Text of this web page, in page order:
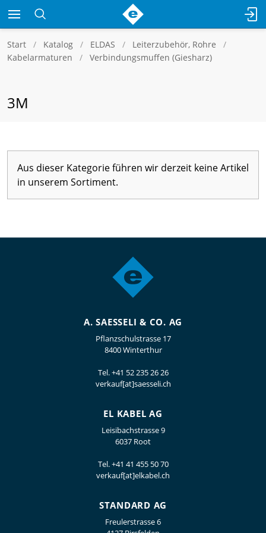
Start Katalog ELDAS
Leiterzubehör, Rohre
Kabelarmaturen
Verbindungsmuffen (Giesharz)
3M
Aus dieser Kategorie führen wir derzeit keine Artikel
in unserem Sortiment.
A. SAESSELI & CO. AG
Pflanzschulstrasse 17
8400 Winterthur
Tel.+41 52 235 26 26
verkauf[at]saesseli.ch
EL KABEL AG
Leisibachstrasse 9
6037 Root
Tel.+41 41 455 50 70
verkauf[at]elkabel.ch
STANDARD AG
Freulerstrasse 6